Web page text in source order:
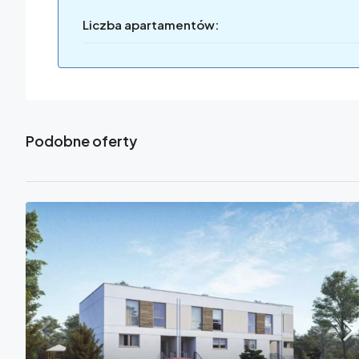
Liczba apartamentów:
Podobne oferty